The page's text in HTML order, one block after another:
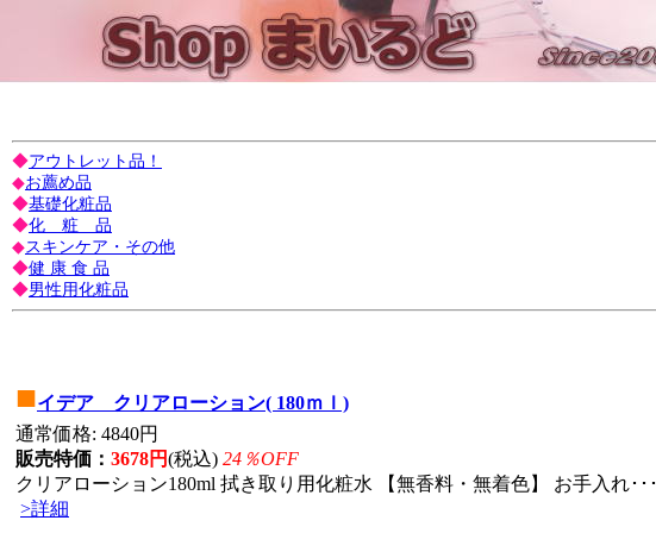
◆アウトレット品！
◆お薦め品
◆基礎化粧品
◆化 粧 品
◆スキンケア・その他
◆健 康 食 品
◆男性用化粧品
■イデア クリアローション( 180ｍｌ)
通常価格: 4840円
販売特価： 3678円(税込) 24％OFF
クリアローション180ml 拭き取り用化粧水 【無香料・無着色】 お手入れ･･･
>詳細